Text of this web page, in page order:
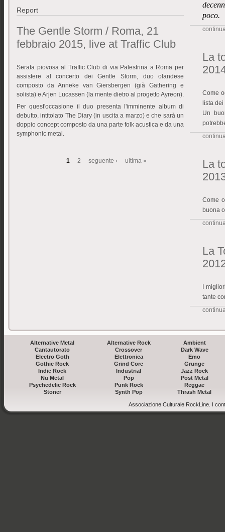
Report
The Gentle Storm / Roma, 21
febbraio 2015, live at Traffic Club
Serata piovosa al Traffic Club di via Palestrina a Roma per
assistere al concerto dei Gentle Storm, duo olandese
composto da Anneke van Giersbergen (già Gathering e
solista) e Arjen Lucassen (la mente dietro al progetto Ayreon).
Per quest'occasione il duo presenta l'imminente album di
debutto, intitolato The Diary (in uscita a marzo) e che sarà un
doppio concept composto da una parte folk acustica e da una
symphonic metal.
1 2 seguente › ultima »
poco.
La
Come
lista
Un
La
Come
buona
La
I
tante
Alternative Metal Alternative Rock
Ambient
Cantautorato
Crossover
Dark Wave
Electro Goth
Elettronica
Emo
Gothic Rock
Grind Core
Grunge
Indie Rock
Industrial
Jazz Rock
Nu Metal
Pop
Post Metal
Psychedelic Rock
Punk Rock
Reggae
Stoner
Synth Pop Thrash Metal
Associazione Culturale RockLine. I